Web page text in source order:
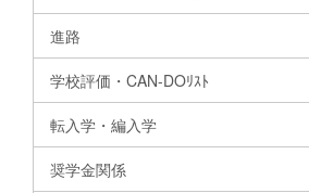
進路
学校評価・CAN-DOﾘｽﾄ
転入学・編入学
奨学金関係